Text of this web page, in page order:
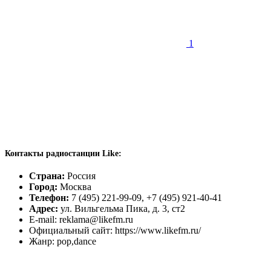
1
Контакты радиостанции Like:
Страна: Россия
Город: Москва
Телефон: 7 (495) 221-99-09, +7 (495) 921-40-41
Адрес: ул. Вильгельма Пика, д. 3, ст2
E-mail: reklama@likefm.ru
Официальный сайт: https://www.likefm.ru/
Жанр: pop,dance